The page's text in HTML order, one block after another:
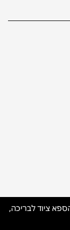
והספא ציוד לבריכה,